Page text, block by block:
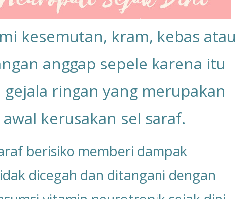
kesemutan, kram, kebas atau
anggap sepele karena itu
ringan yang merupakan
kerusakan sel saraf.
berisiko memberi dampak
dicegah dan ditangani dengan